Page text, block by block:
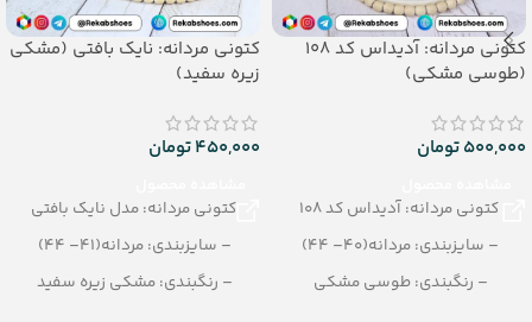
کتونی مردانه: آدیداس کد 108
(طوسی مشکی)
500,000تومان
کتونی مردانه: آدیداس کد 108
– سایزبندی: مردانه(40– 44)
– رنگبندی: طوسی مشکی
کتونی مردانه: نایک بافتی (مشکی
زیره سفید)
450,000تومان
کتونی مردانه: مدل نایک بافتی
– سایزبندی: مردانه(41– 44)
– رنگبندی: مشکی زیره سفید